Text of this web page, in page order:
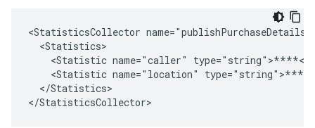
<StatisticsCollector
<Statistic name="caller"
<Statistic name="location"
</Statistics>
</StatisticsCollector>